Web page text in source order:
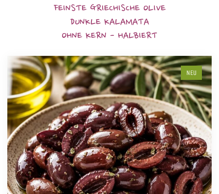
FEINSTE GRIECHISCHE OLIVE
DUNKLE KALAMATA
OHNE KERN - HALBIERT
NEU